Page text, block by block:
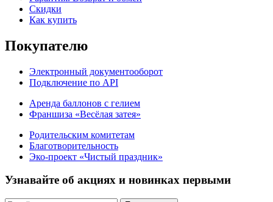
Скидки
Как купить
Покупателю
Электронный документооборот
Подключение по API
Аренда баллонов с гелием
Франшиза «Весёлая затея»
Родительским комитетам
Благотворительность
Эко-проект «Чистый праздник»
Узнавайте об акциях и новинках первыми